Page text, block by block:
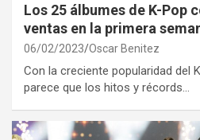
Los 25 álbumes de K-Pop
ventas en la primera
06/02/2023 Oscar Benitez
Con la creciente popularidad del
parece que los hitos y récords…